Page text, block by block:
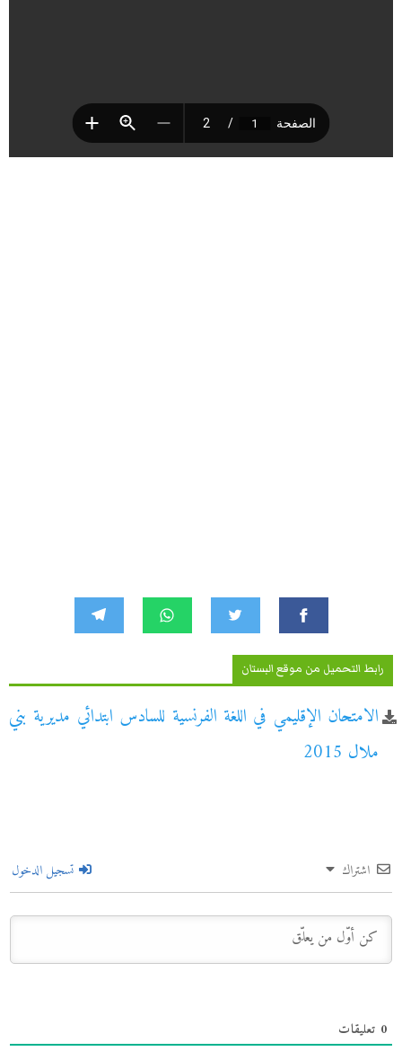
رابط التحميل من موقع البستان
الامتحان الإقليمي في اللغة الفرنسية للسادس ابتدائي مديرية بني
ملال 2015
اشتراك تسجيل الدخول
0 تعليقات